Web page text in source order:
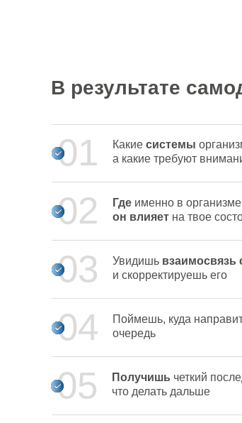
В результате
Поймешь, куда
очередь
04
Получишь четкий
что делать дальше
05
Увидишь взаимосвязь
и скорректируешь его
03
Где именно в
он влияет на твое
02
Какие системы
а какие требуют
01